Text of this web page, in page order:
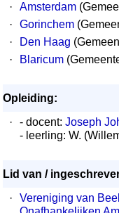
·
Amsterdam
·
Gorinchem
·
Den Haag
·
Blaricum
Opleiding:
·
- docent: Joseph
- leerling: W.
Lid van /
·
Vereniging van